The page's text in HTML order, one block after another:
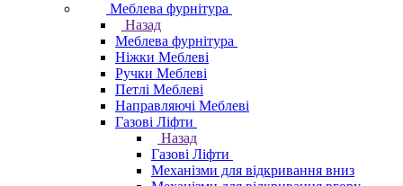
Меблева фурнітура
Назад
Меблева фурнітура
Ніжки Меблеві
Ручки Меблеві
Петлі Меблеві
Направляючі Меблеві
Газові Ліфти
Назад
Газові Ліфти
Механізми для відкривання вниз